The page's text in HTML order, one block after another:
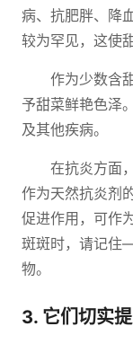
病、抗肥胖、降
较为罕见，这使
作为少数含
予甜菜鲜艳色泽
及其他疾病。
在抗炎方面
作为天然抗炎剂
促进作用，可作
斑斑时，请记住
物。
3. 它们切实